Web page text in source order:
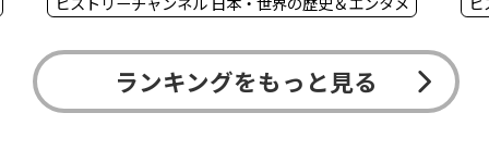
ランキングをもっと見る